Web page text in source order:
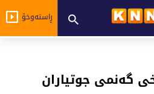
ڕاستەوخۆ
گەنمی جوتیاران